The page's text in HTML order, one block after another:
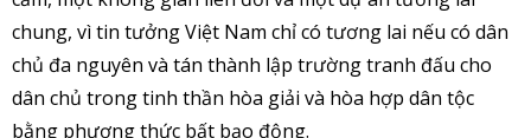
chung, vì tin tưởng Việt Nam chỉ có tương lai nếu có dân
chủ đa nguyên và tán thành lập trường tranh đấu cho
dân chủ trong tinh thần hòa giải và hòa hợp dân tộc
bằng phương thức bất bạo động.